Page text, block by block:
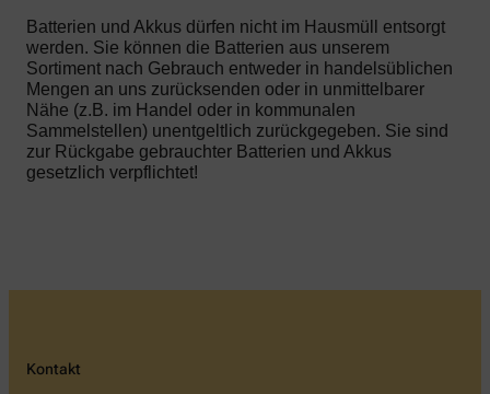
Batterien und Akkus dürfen nicht im Hausmüll entsorgt
werden. Sie können die Batterien aus unserem
Sortiment nach Gebrauch entweder in handelsüblichen
Mengen an uns zurücksenden oder in unmittelbarer
Nähe (z.B. im Handel oder in kommunalen
Sammelstellen) unentgeltlich zurückgegeben. Sie sind
zur Rückgabe gebrauchter Batterien und Akkus
gesetzlich verpflichtet!
Kontakt